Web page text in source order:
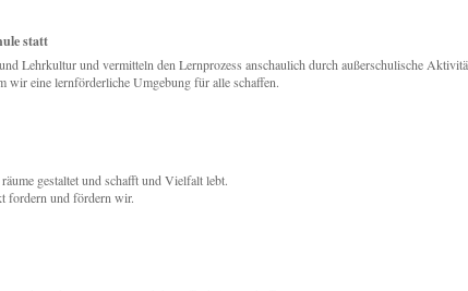
statt
Lehrkultur und vermitteln den Lernprozess anschaulich durch außerschulische
wir eine lernförderliche Umgebung für alle schaffen.
gestaltet und schafft und Vielfalt lebt.
fordern und fördern wir.